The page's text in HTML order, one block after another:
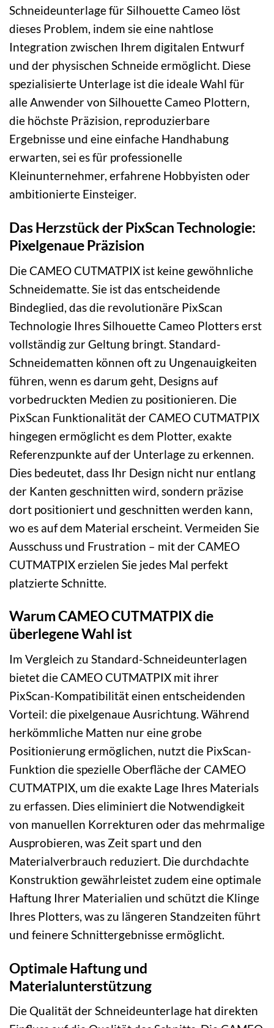
Schneideunterlage für Silhouette Cameo löst
dieses Problem, indem sie eine nahtlose
Integration zwischen Ihrem digitalen Entwurf
und der physischen Schneide ermöglicht. Diese
spezialisierte Unterlage ist die ideale Wahl für
alle Anwender von Silhouette Cameo Plottern,
die höchste Präzision, reproduzierbare
Ergebnisse und eine einfache Handhabung
erwarten, sei es für professionelle
Kleinunternehmer, erfahrene Hobbyisten oder
ambitionierte Einsteiger.
Das Herzstück der PixScan Technologie:
Pixelgenaue Präzision
Die CAMEO CUTMATPIX ist keine gewöhnliche
Schneidematte. Sie ist das entscheidende
Bindeglied, das die revolutionäre PixScan
Technologie Ihres Silhouette Cameo Plotters erst
vollständig zur Geltung bringt. Standard-
Schneidematten können oft zu Ungenauigkeiten
führen, wenn es darum geht, Designs auf
vorbedruckten Medien zu positionieren. Die
PixScan Funktionalität der CAMEO CUTMATPIX
hingegen ermöglicht es dem Plotter, exakte
Referenzpunkte auf der Unterlage zu erkennen.
Dies bedeutet, dass Ihr Design nicht nur entlang
der Kanten geschnitten wird, sondern präzise
dort positioniert und geschnitten werden kann,
wo es auf dem Material erscheint. Vermeiden Sie
Ausschuss und Frustration – mit der CAMEO
CUTMATPIX erzielen Sie jedes Mal perfekt
platzierte Schnitte.
Warum CAMEO CUTMATPIX die
überlegene Wahl ist
Im Vergleich zu Standard-Schneideunterlagen
bietet die CAMEO CUTMATPIX mit ihrer
PixScan-Kompatibilität einen entscheidenden
Vorteil: die pixelgenaue Ausrichtung. Während
herkömmliche Matten nur eine grobe
Positionierung ermöglichen, nutzt die PixScan-
Funktion die spezielle Oberfläche der CAMEO
CUTMATPIX, um die exakte Lage Ihres Materials
zu erfassen. Dies eliminiert die Notwendigkeit
von manuellen Korrekturen oder das mehrmalige
Ausprobieren, was Zeit spart und den
Materialverbrauch reduziert. Die durchdachte
Konstruktion gewährleistet zudem eine optimale
Haftung Ihrer Materialien und schützt die Klinge
Ihres Plotters, was zu längeren Standzeiten führt
und feinere Schnittergebnisse ermöglicht.
Optimale Haftung und
Materialunterstützung
Die Qualität der Schneideunterlage hat direkten